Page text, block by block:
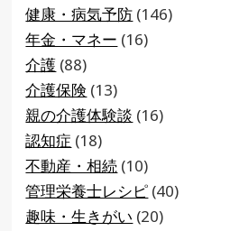
健康・病気予防 (146)
年金・マネー (16)
介護 (88)
介護保険 (13)
親の介護体験談 (16)
認知症 (18)
不動産・相続 (10)
管理栄養士レシピ (40)
趣味・生きがい (20)